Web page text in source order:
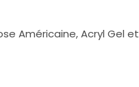
Américaine, Acryl Gel et